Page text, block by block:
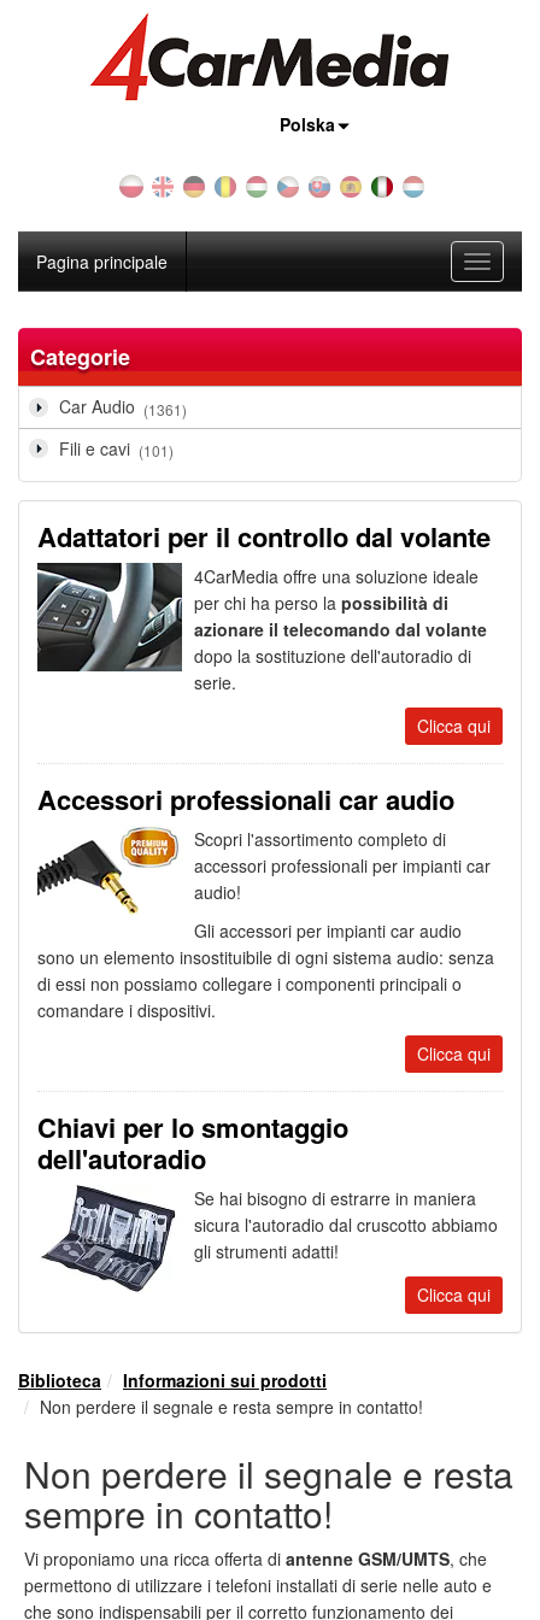
Polska
Toggle
Pagina principale
Categorie
Car Audio (1361)
Fili e cavi (101)
Adattatori per il controllo dal volante
4CarMedia offre una soluzione ideale
per chi ha perso la possibilità di
azionare il telecomando dal volante
dopo la sostituzione dell'autoradio di
serie.
Clicca qui
Accessori professionali car audio
Scopri l'assortimento completo di
accessori professionali per impianti car
audio!
Gli accessori per impianti car audio
sono un elemento insostituibile di ogni sistema audio: senza
di essi non possiamo collegare i componenti principali o
comandare i dispositivi.
Clicca qui
Chiavi per lo smontaggio
dell'autoradio
Se hai bisogno di estrarre in maniera
sicura l'autoradio dal cruscotto abbiamo
gli strumenti adatti!
Clicca qui
Biblioteca
Informazioni sui prodotti
Non perdere il segnale e resta sempre in contatto!
Non perdere il segnale e resta
sempre in contatto!
Vi proponiamo una ricca offerta di antenne GSM/UMTS, che
permettono di utilizzare i telefoni installati di serie nelle auto e
che sono indispensabili per il corretto funzionamento dei